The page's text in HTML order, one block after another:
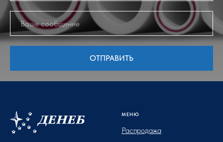
ОТПРАВИТЬ
МЕНЮ
Распродажа